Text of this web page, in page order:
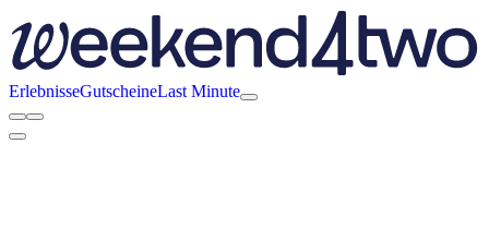
ErlebnisseGutscheineLast Minute